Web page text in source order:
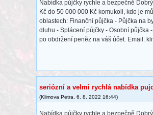
Nabídka půjčky rychle a bezpečně
Kč do 50 000 000 Kč komukoli, kdo je
oblastech: Finanční půjčka - Půjčka na
dluhu - Splácení půjčky - Osobní půjčka
po obdržení peněz na váš účet. Email:
seriózní a velmi rychlá nabídka
(Klimova Petra, 6. 8. 2022 16:44)